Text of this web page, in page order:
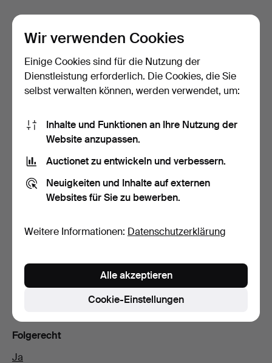
Gebotsverlauf
Der Mindestverkaufspreisvon127 USDwurde erreicht.
5. Mai, 18:12
Bildmaße 44 x 61 cm. Rahmen 65 x 81 cm.
Nicht aus dem Rahmen untersucht. Knicke.
Folgerecht
Ja
Wir verwenden Cookies
Einige Cookies sind für die Nutzung der
Dienstleistung erforderlich. Die Cookies, die Sie
selbst verwalten können, werden verwendet, um:
Inhalte und Funktionen an Ihre Nutzung der
Website anzupassen.
Auctionet zu entwickeln und verbessern.
Neuigkeiten und Inhalte auf externen
Websites für Sie zu bewerben.
Weitere Informationen: Datenschutzerklärung
Cookie-Einstellungen
Alle akzeptieren